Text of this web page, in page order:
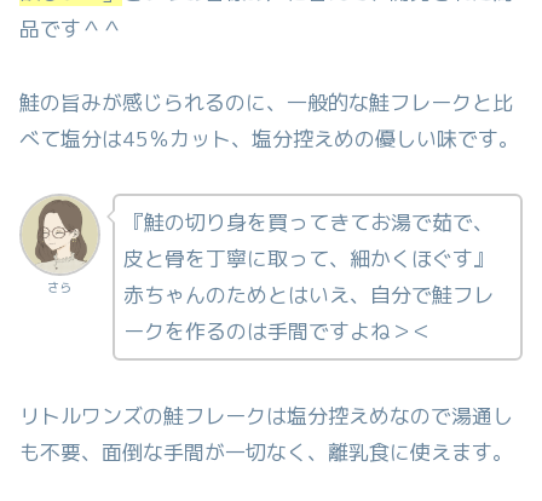
品です＾＾
鮭の旨みが感じられるのに、一般的な鮭フレークと比
べて塩分は45％カット、塩分控えめの優しい味です。
さら
『鮭の切り身を買ってきてお湯で茹で、
皮と骨を丁寧に取って、細かくほぐす』
赤ちゃんのためとはいえ、自分で鮭フレ
ークを作るのは手間ですよね＞＜
リトルワンズの鮭フレークは塩分控えめなので湯通し
も不要、面倒な手間が一切なく、離乳食に使えます。